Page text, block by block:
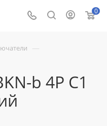
0
—
b 4P C1